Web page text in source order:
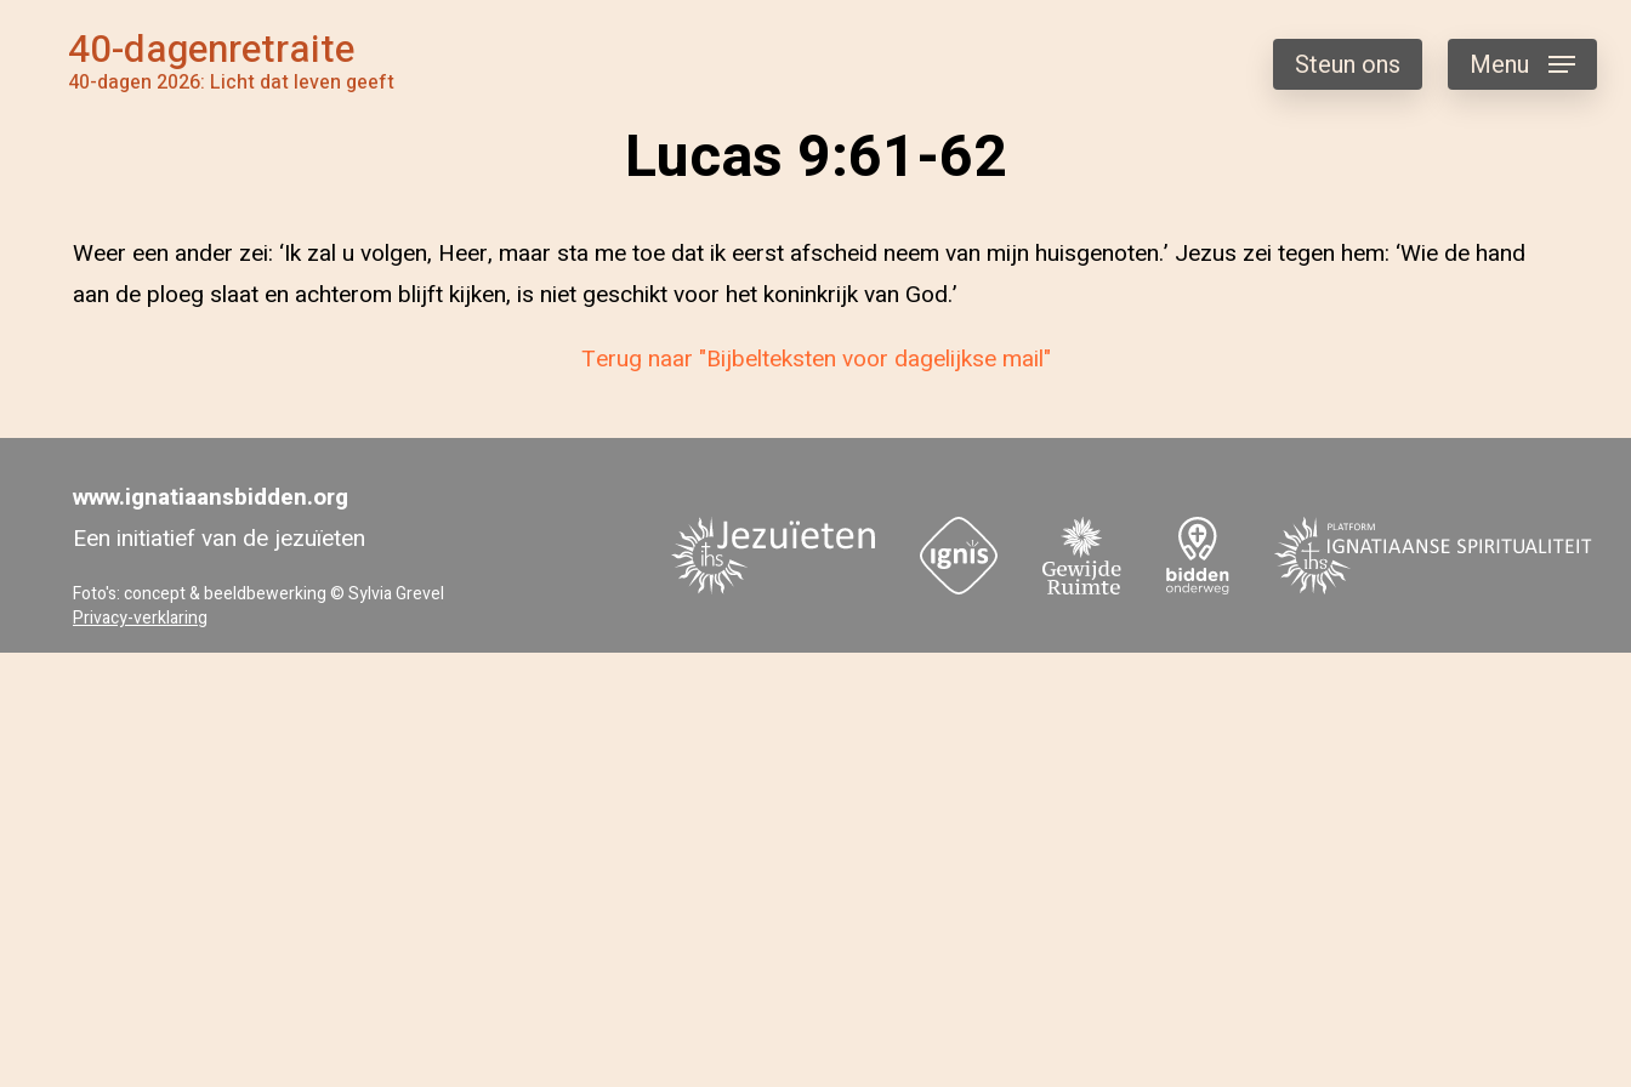
40-dagenretraite
40-dagen 2026: Licht dat leven geeft Steun ons Menu
Lucas 9:61-62
Weer een ander zei: ‘Ik zal u volgen, Heer, maar sta me toe dat ik eerst afscheid neem van mijn huisgenoten.’ Jezus zei tegen hem: ‘Wie de hand
aan de ploeg slaat en achterom blijft kijken, is niet geschikt voor het koninkrijk van God.’
Terug naar "Bijbelteksten voor dagelijkse mail"
www.ignatiaansbidden.org
Een initiatief van de jezuïeten
Foto's: concept & beeldbewerking © Sylvia Grevel
Privacy-verklaring